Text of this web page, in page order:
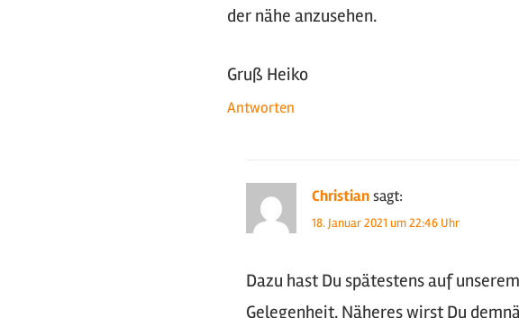
der nähe anzusehen.
Gruß Heiko
Antworten
Christian sagt:
18. Januar 2021 um 22:46 Uhr
Dazu hast Du spätestens auf
Gelegenheit. Näheres wirst Du